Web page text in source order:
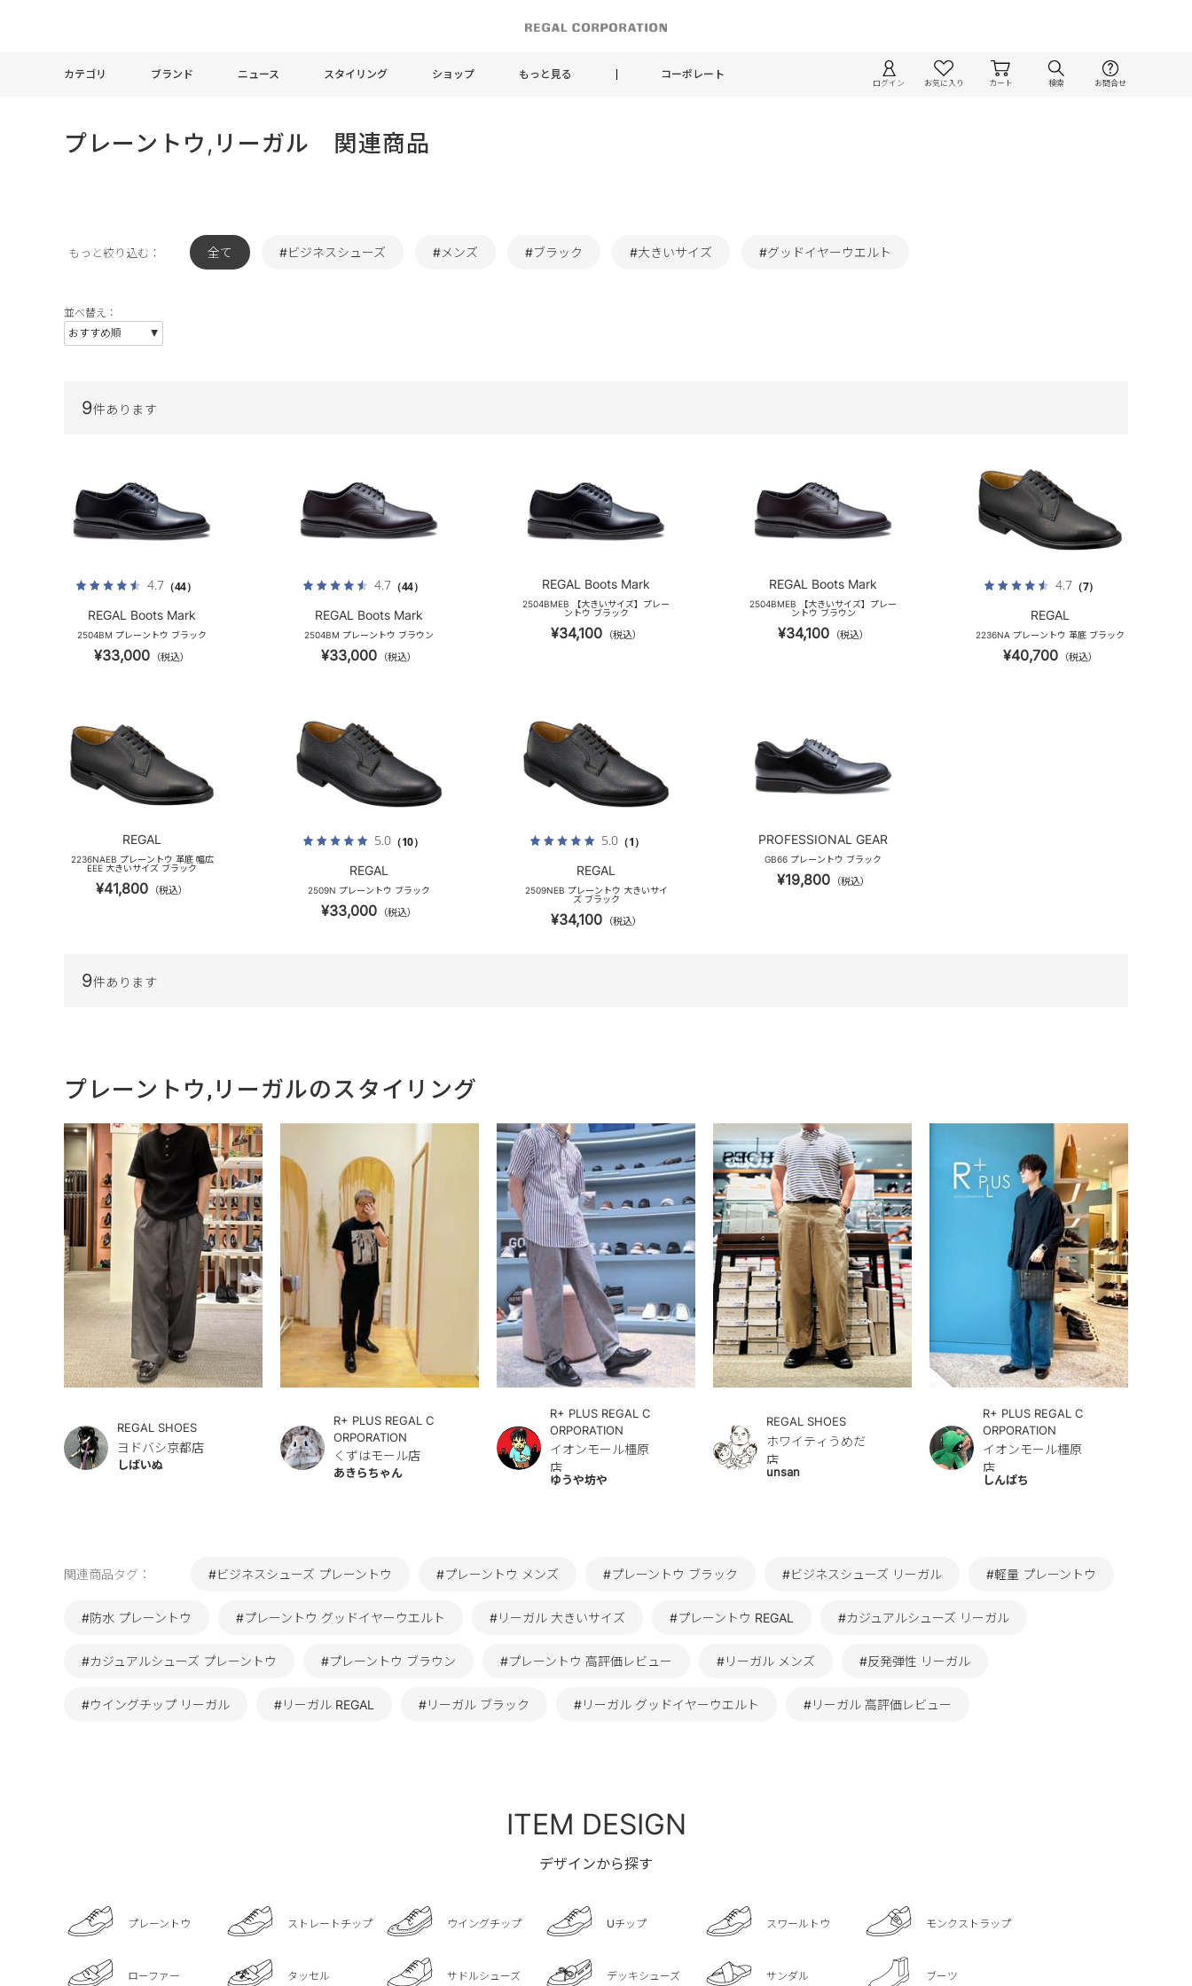
カテゴリ ブランド ニュース スタイリング ショップ もっと見る コーポレート
ログイン お気に入り カート 検索 お問合せ
プレーントウ,リーガル 関連商品
もっと絞り込む： 全て #ビジネスシューズ #メンズ #ブラック #大きいサイズ #グッドイヤーウエルト
並べ替え：
9件あります
4.7（44）
REGAL Boots Mark
2504BM プレーントウ ブラック
¥33,000 （税込）
4.7（44）
REGAL Boots Mark
2504BM プレーントウ ブラウン
¥33,000 （税込）
REGAL Boots Mark
2504BMEB 【大きいサイズ】プレー
ントウ ブラック
¥34,100 （税込）
REGAL Boots Mark
2504BMEB 【大きいサイズ】プレー
ントウ ブラウン
¥34,100 （税込）
4.7（7）
REGAL
2236NA プレーントウ 革底 ブラック
¥40,700 （税込）
REGAL
2236NAEB プレーントウ 革底 幅広
EEE 大きいサイズ ブラック
¥41,800 （税込）
5.0（10）
REGAL
2509N プレーントウ ブラック
¥33,000 （税込）
5.0（1）
REGAL
2509NEB プレーントウ 大きいサイ
ズ ブラック
¥34,100 （税込）
PROFESSIONAL GEAR
GB66 プレーントウ ブラック
¥19,800 （税込）
9件あります
プレーントウ,リーガルのスタイリング
REGAL SHOES
ヨドバシ京都店
しばいぬ
R+ PLUS REGAL C
ORPORATION
くずはモール店
あきらちゃん
R+ PLUS REGAL C
ORPORATION
イオンモール橿原
店
ゆうや坊や
REGAL SHOES
ホワイティうめだ
店
unsan
R+ PLUS REGAL C
ORPORATION
イオンモール橿原
店
しんぱち
関連商品タグ： #ビジネスシューズ プレーントウ #プレーントウ メンズ #プレーントウ ブラック #ビジネスシューズ リーガル #軽量 プレーントウ
#防水 プレーントウ #プレーントウ グッドイヤーウエルト #リーガル 大きいサイズ #プレーントウ REGAL #カジュアルシューズ リーガル
#カジュアルシューズ プレーントウ #プレーントウ ブラウン #プレーントウ 高評価レビュー #リーガル メンズ #反発弾性 リーガル
#ウイングチップ リーガル #リーガル REGAL #リーガル ブラック #リーガル グッドイヤーウエルト #リーガル 高評価レビュー
ITEM DESIGN
デザインから探す
プレーントウ ストレートチップ ウイングチップ Uチップ スワールトウ モンクストラップ
ローファー タッセル サドルシューズ デッキシューズ サンダル ブーツ